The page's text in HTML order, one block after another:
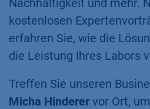
Nachhaltigkeit und mehr.
kostenlosen
erfahren Sie, wie die
die Leistung Ihres Labors
Treffen Sie unseren
Micha Hinderer vor Ort,